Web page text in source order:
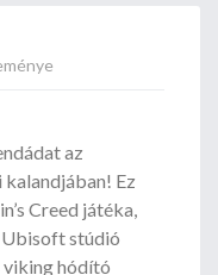
az
kalandjában! Ez
Creed játéka,
Ubisoft stúdió
viking hódító